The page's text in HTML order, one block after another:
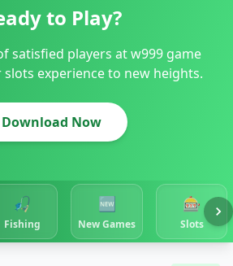
to Play?
satisfied players at w999 game
experience to new heights.
Download Now
🎣
Fishing
🆕
New Games
🎰
Slots